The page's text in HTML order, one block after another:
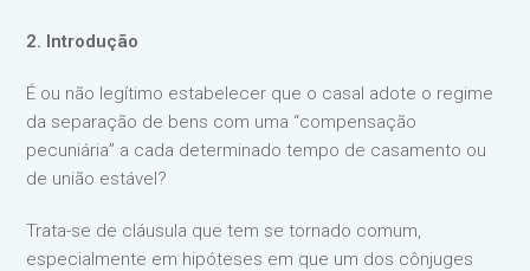
2. Introdução
É ou não legítimo estabelecer que o casal adote o regime
da separação de bens com uma “compensação
pecuniária” a cada determinado tempo de casamento ou
de união estável?
Trata-se de cláusula que tem se tornado comum,
especialmente em hipóteses em que um dos cônjuges